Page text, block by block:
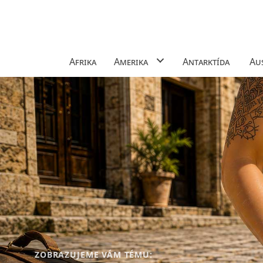
Afrika Amerika Antarktída
ZOBRAZUJEME VÁM TÉMU: